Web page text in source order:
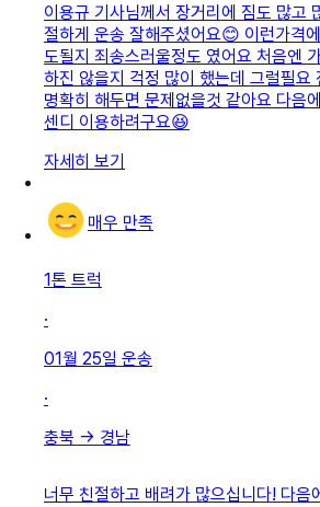
이용규 기사님께서 장거리에 짐도 많고
절하게 운송 잘해주셨어요😊 이런가격
도될지 죄송스러울정도 였어요 처음엔
하진 않을지 걱정 많이 했는데 그럴필요
명확히 해두면 문제없을것 같아요 다음
센디 이용하려구요😆
자세히 보기
매우 만족
1톤 트럭
·
01월 25일 운송
·
충북 → 경남
너무 친절하고 배려가 많으십니다! 다음